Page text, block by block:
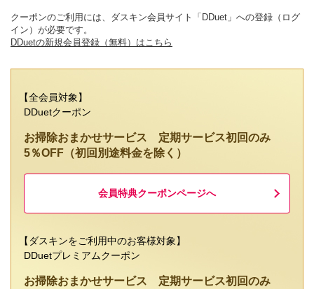
クーポンのご利用には、ダスキン会員サイト「DDuet」への登録（ログ
イン）が必要です。
DDuetの新規会員登録（無料）はこちら
【全会員対象】
DDuetクーポン
お掃除おまかせサービス 定期サービス初回のみ
5％OFF（初回別途料金を除く）
会員特典クーポンページへ
【ダスキンをご利用中のお客様対象】
DDuetプレミアムクーポン
お掃除おまかせサービス 定期サービス初回のみ